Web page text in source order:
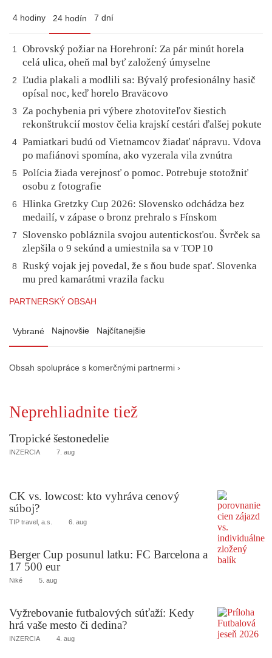
4 hodiny 24 hodín 7 dní
1
Obrovský požiar na Horehroní: Za pár minút horela
celá ulica, oheň mal byť založený úmyselne
2
Ľudia plakali a modlili sa: Bývalý profesionálny hasič
opísal noc, keď horelo Braväcovo
3
Za pochybenia pri výbere zhotoviteľov šiestich
rekonštrukcií mostov čelia krajskí cestári ďalšej pokute
4 Pamiatkari budú od Vietnamcov žiadať nápravu. Vdova
po mafiánovi spomína, ako vyzerala vila zvnútra
5
Polícia žiada verejnosť o pomoc. Potrebuje stotožniť
osobu z fotografie
6
Hlinka Gretzky Cup 2026: Slovensko odchádza bez
medailí, v zápase o bronz prehralo s Fínskom
7
Slovensko pobláznila svojou autentickosťou. Švrček sa
zlepšila o 9 sekúnd a umiestnila sa v TOP 10
8
Ruský vojak jej povedal, že s ňou bude spať. Slovenka
mu pred kamarátmi vrazila facku
PARTNERSKÝ OBSAH
Vybrané Najnovšie Najčítanejšie
Obsah spolupráce s komerčnými partnermi ›
Neprehliadnite tiež
Tropické šestonedelie
INZERCIA 7. aug
CK vs. lowcost: kto vyhráva cenový
súboj?
TIP travel, a.s. 6. aug
Berger Cup posunul latku: FC Barcelona a
17 500 eur
Niké 5. aug
Vyžrebovanie futbalových súťaží: Kedy
hrá vaše mesto či dedina?
INZERCIA 4. aug